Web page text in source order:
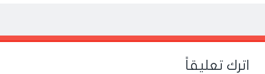
Post
navigation
←
→
اترك تعليقاً